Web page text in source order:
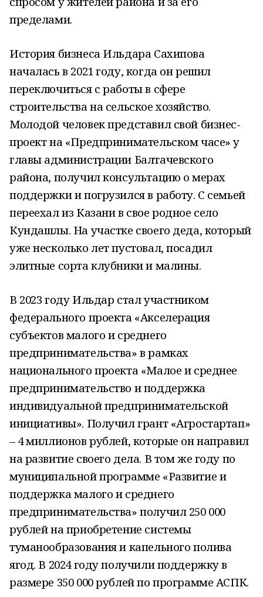
пределами.
История бизнеса Ильдара Сахипова
началась в 2021 году, когда он решил
переключиться с работы в сфере
строительства на сельское хозяйство.
Молодой человек представил свой бизнес-
проект на «Предпринимательском часе» у
главы администрации Балтачевского
района, получил консультацию о мерах
поддержки и погрузился в работу. С семьей
переехал из Казани в свое родное село
Кундашлы. На участке своего деда, который
уже несколько лет пустовал, посадил
элитные сорта клубники и малины.
В 2023 году Ильдар стал участником
федерального проекта «Акселерация
субъектов малого и среднего
предпринимательства» в рамках
национального проекта «Малое и среднее
предпринимательство и поддержка
индивидуальной предпринимательской
инициативы». Получил грант «Агростартап»
– 4 миллионов рублей, которые он направил
на развитие своего дела. В том же году по
муниципальной программе «Развитие и
поддержка малого и среднего
предпринимательства» получил 250 000
рублей на приобретение системы
туманообразования и капельного полива
ягод. В 2024 году получили поддержку в
размере 350 000 рублей по программе АСПК.